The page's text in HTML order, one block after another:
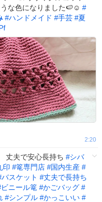
な色になりました🍉☺️ #
#ハンドメイド #手芸 #夏
2:20
夫で安心長持ち #シバ
印 #篭専門店 #国内生産 #
バスケット #丈夫で長持ち
ビニール篭 #かごバッグ #
#シンプル #かっこいい #